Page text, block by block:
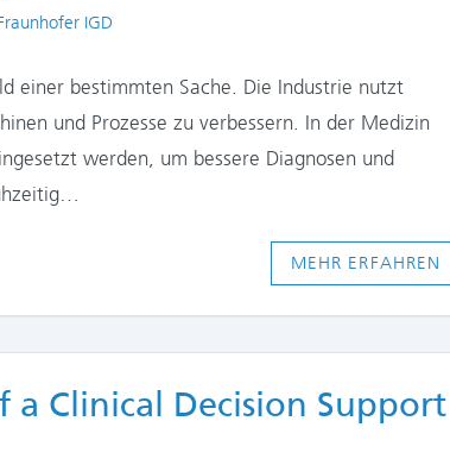
IGD
einer bestimmten Sache. Die Industrie nutzt
und Prozesse zu verbessern. In der Medizin
werden, um bessere Diagnosen und
MEHR ERFAHREN
a Clinical Decision Support